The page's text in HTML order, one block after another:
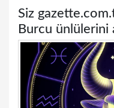
Siz
Burcu ünlülerini